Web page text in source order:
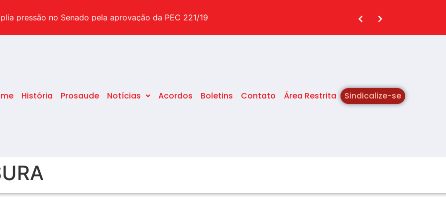
dúvidas sobre o tema
pressão no Senado pela aprovação da PEC 221/19
após o STF decidir pelo fim da idade mínima
História Prosaude Notícias Acordos Boletins Contato Área Restrita Sindicalize-se